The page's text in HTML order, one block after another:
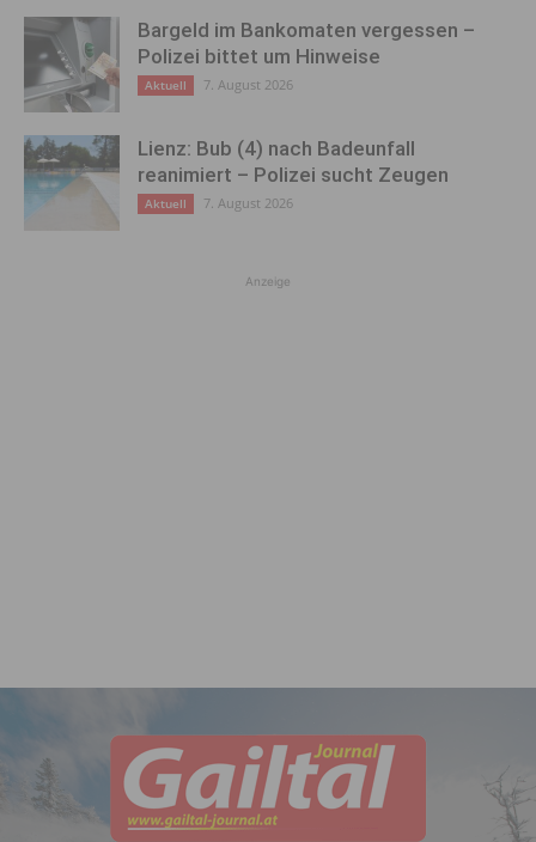
Bargeld im Bankomaten vergessen –
Polizei bittet um Hinweise
Aktuell 7. August 2026
Lienz: Bub (4) nach Badeunfall
reanimiert – Polizei sucht Zeugen
Aktuell 7. August 2026
Anzeige